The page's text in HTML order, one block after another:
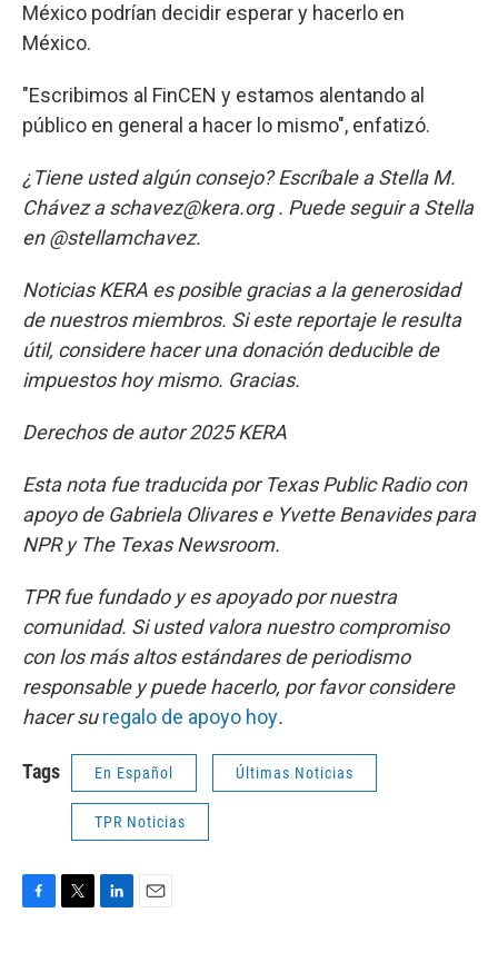
México podrían decidir esperar y hacerlo en
México.
"Escribimos al FinCEN y estamos alentando al
público en general a hacer lo mismo", enfatizó.
¿Tiene usted algún consejo? Escríbale a Stella M.
Chávez a schavez@kera.org . Puede seguir a Stella
en @stellamchavez.
Noticias KERA es posible gracias a la generosidad
de nuestros miembros. Si este reportaje le resulta
útil, considere hacer una donación deducible de
impuestos hoy mismo. Gracias.
Derechos de autor 2025 KERA
Esta nota fue traducida por Texas Public Radio con
apoyo de Gabriela Olivares e Yvette Benavides para
NPR y The Texas Newsroom.
TPR fue fundado y es apoyado por nuestra
comunidad. Si usted valora nuestro compromiso
con los más altos estándares de periodismo
responsable y puede hacerlo, por favor considere
hacer suregalo de apoyo hoy.
Tags En Español Últimas Noticias
TPR Noticias